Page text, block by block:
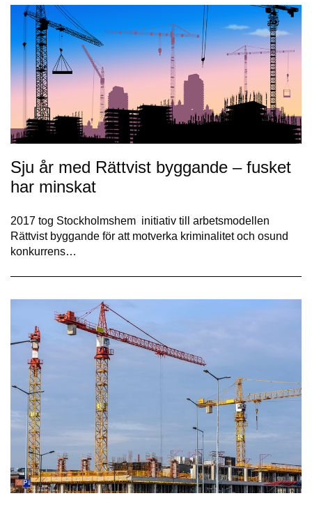
Sju år med Rättvist byggande – fusket
har minskat
2017 tog Stockholmshem initiativ till arbetsmodellen
Rättvist byggande för att motverka kriminalitet och osund
konkurrens…